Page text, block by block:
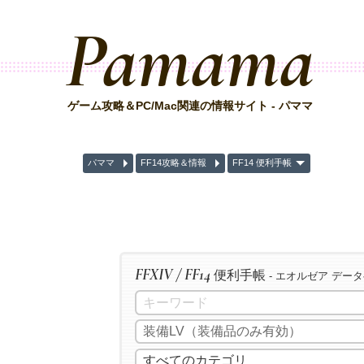
Pamama
ゲーム攻略＆PC/Mac関連の情報サイト - パママ
パママ FF14攻略＆情報 FF14 便利手帳
FFXIV / FF14 便利手帳 - エオルゼア デー